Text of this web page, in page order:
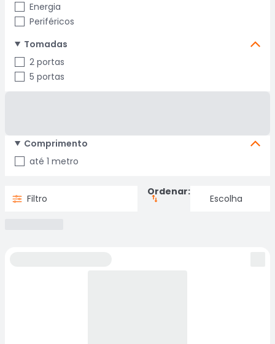
Energia
Periféricos
Tomadas
2 portas
5 portas
Comprimento
até 1 metro
Filtro
Ordenar: